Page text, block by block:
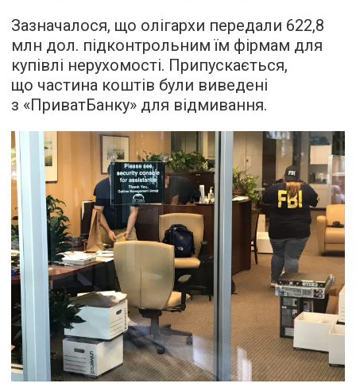
Зазначалося, що олігархи передали 622,8
млн дол. підконтрольним їм фірмам для
купівлі нерухомості. Припускається,
що частина коштів були виведені
з «ПриватБанку» для відмивання.